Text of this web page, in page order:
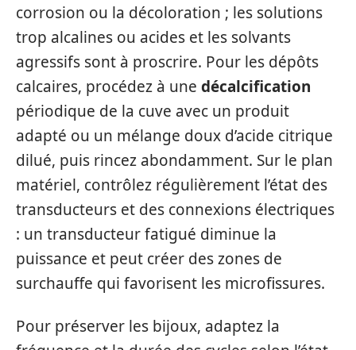
corrosion ou la décoloration ; les solutions
trop alcalines ou acides et les solvants
agressifs sont à proscrire. Pour les dépôts
calcaires, procédez à une décalcification
périodique de la cuve avec un produit
adapté ou un mélange doux d’acide citrique
dilué, puis rincez abondamment. Sur le plan
matériel, contrôlez régulièrement l’état des
transducteurs et des connexions électriques
: un transducteur fatigué diminue la
puissance et peut créer des zones de
surchauffe qui favorisent les microfissures.
Pour préserver les bijoux, adaptez la